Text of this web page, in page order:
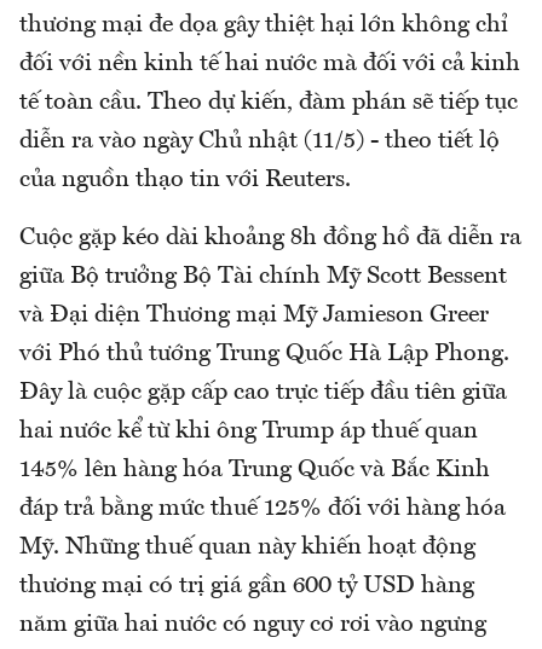
thương mại đe dọa gây thiệt hại lớn không chỉ
đối với nền kinh tế hai nước mà đối với cả kinh
tế toàn cầu. Theo dự kiến, đàm phán sẽ tiếp tục
diễn ra vào ngày Chủ nhật (11/5) - theo tiết lộ
của nguồn thạo tin với Reuters.
Cuộc gặp kéo dài khoảng 8h đồng hồ đã diễn ra
giữa Bộ trưởng Bộ Tài chính Mỹ Scott Bessent
và Đại diện Thương mại Mỹ Jamieson Greer
với Phó thủ tướng Trung Quốc Hà Lập Phong.
Đây là cuộc gặp cấp cao trực tiếp đầu tiên giữa
hai nước kể từ khi ông Trump áp thuế quan
145% lên hàng hóa Trung Quốc và Bắc Kinh
đáp trả bằng mức thuế 125% đối với hàng hóa
Mỹ. Những thuế quan này khiến hoạt động
thương mại có trị giá gần 600 tỷ USD hàng
năm giữa hai nước có nguy cơ rơi vào ngưng